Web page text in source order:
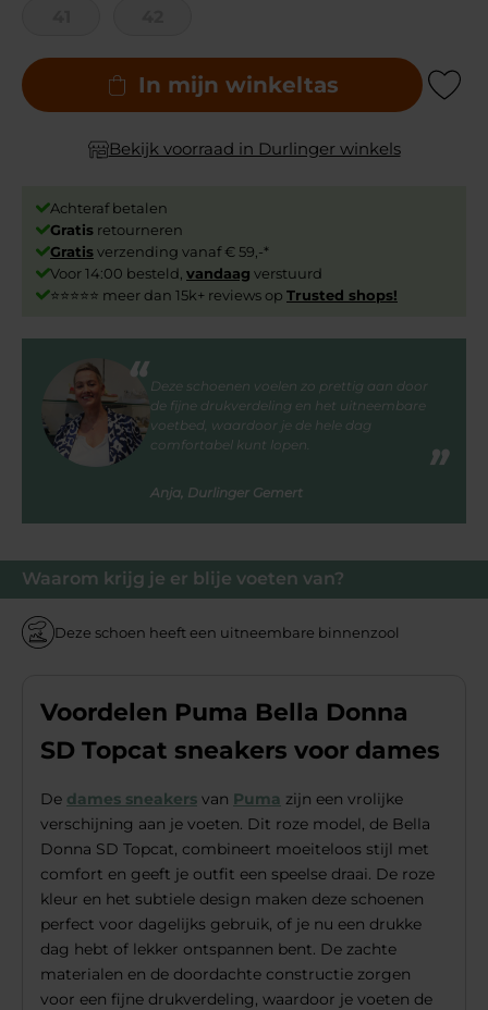
Waarom krijg je er blije voeten van?
Deze schoen heeft een uitneembare binnenzool
Voordelen Puma Bella Donna
SD Topcat sneakers voor dames
De dames sneakers van Puma zijn een vrolijke
verschijning aan je voeten. Dit roze model, de Bella
Donna SD Topcat, combineert moeiteloos stijl met
comfort en geeft je outfit een speelse draai. De roze
kleur en het subtiele design maken deze schoenen
perfect voor dagelijks gebruik, of je nu een drukke
dag hebt of lekker ontspannen bent. De zachte
materialen en de doordachte constructie zorgen
voor een fijne drukverdeling, waardoor je voeten de
In mijn winkeltas Add to
Bekijk voorraad in Durlinger winkels
Achteraf betalen
Gratis retourneren
Gratisverzending vanaf € 59,-*
Voor 14:00 besteld, vandaag verstuurd
⭐⭐⭐⭐⭐ meer dan 15k+ reviews op Trusted shops!
Deze schoenen voelen zo prettig aan door
de fijne drukverdeling en het uitneembare
voetbed, waardoor je de hele dag
comfortabel kunt lopen.
Anja, Durlinger Gemert